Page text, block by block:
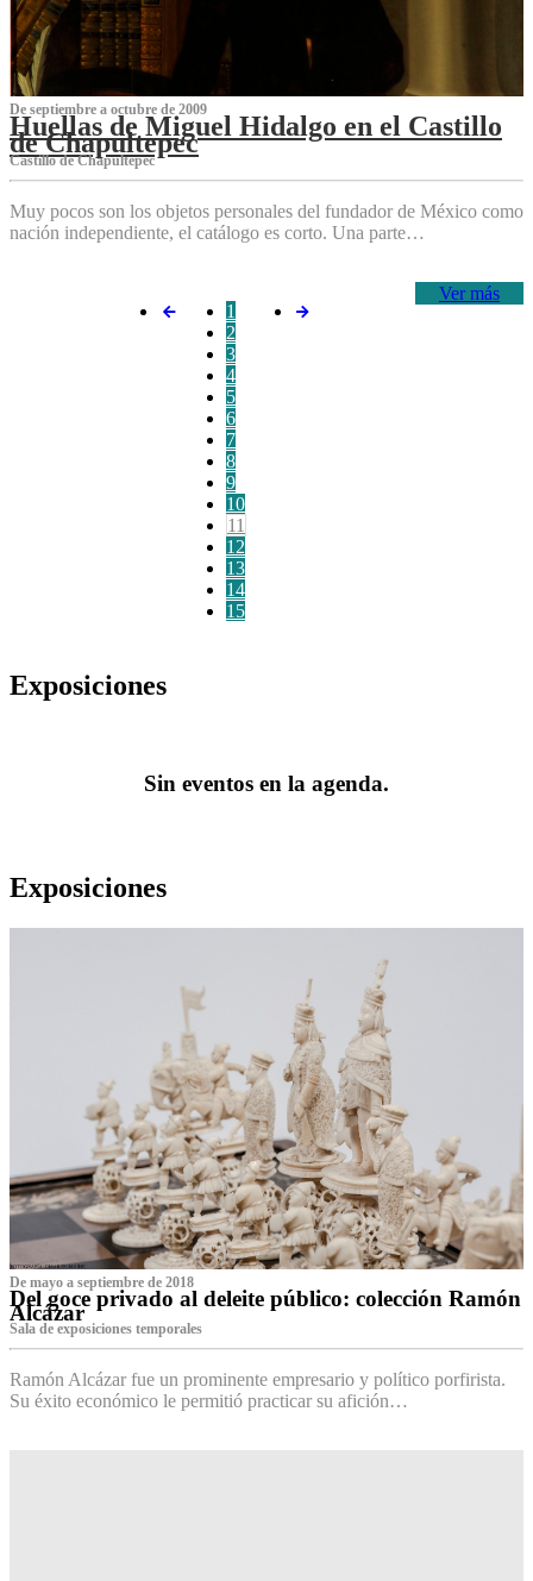
De septiembre a octubre de 2009
Huellas de Miguel Hidalgo en el Castillo
de Chapultepec
Castillo de Chapultepec
Muy pocos son los objetos personales del fundador de México como
nación independiente, el catálogo es corto. Una parte…
Ver más
1
2
3
4
5
6
7
8
9
10
11
12
13
14
15
Exposiciones
Sin eventos en la agenda.
Exposiciones
De mayo a septiembre de 2018
Del goce privado al deleite público: colección Ramón
Alcázar
Sala de exposiciones temporales
Ramón Alcázar fue un prominente empresario y político porfirista.
Su éxito económico le permitió practicar su afición…